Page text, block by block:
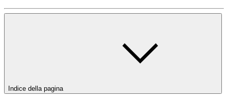
Indice della pagina